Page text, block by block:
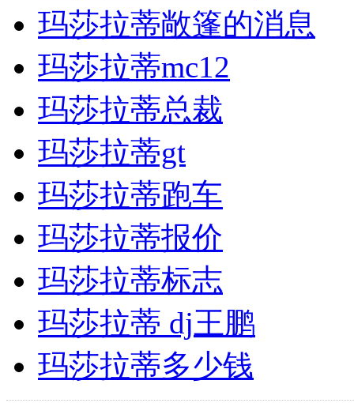
玛莎拉蒂敞篷的消息
玛莎拉蒂mc12
玛莎拉蒂总裁
玛莎拉蒂gt
玛莎拉蒂跑车
玛莎拉蒂报价
玛莎拉蒂标志
玛莎拉蒂 dj王鹏
玛莎拉蒂多少钱